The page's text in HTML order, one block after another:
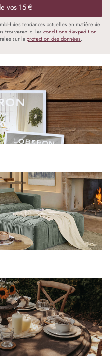
vos 15 €
des tendances actuelles en matière de
trouverez ici les conditions d'expédition
sur laprotection des données.